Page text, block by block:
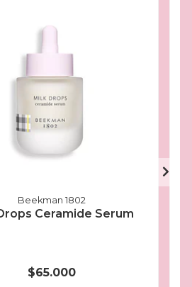
Beekman 1802
Ceramide Serum
$65.000